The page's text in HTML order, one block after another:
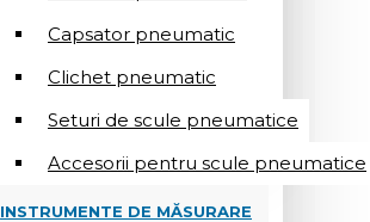
Capsator pneumatic
Clichet pneumatic
Seturi de scule pneumatice
Accesorii pentru scule pneumatice
INSTRUMENTE DE MĂSURARE